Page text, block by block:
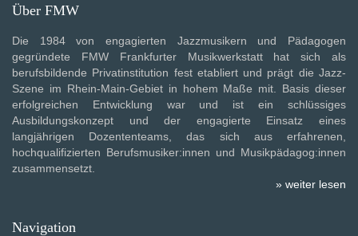
Über FMW
Die 1984 von engagierten Jazzmusikern und Pädagogen
gegründete FMW Frankfurter Musikwerkstatt hat sich als
berufsbildende Privatinstitution fest etabliert und prägt die Jazz-
Szene im Rhein-Main-Gebiet in hohem Maße mit. Basis dieser
erfolgreichen Entwicklung war und ist ein schlüssiges
Ausbildungskonzept und der engagierte Einsatz eines
langjährigen Dozententeams, das sich aus erfahrenen,
hochqualifizierten Berufsmusiker:innen und Musikpädagog:innen
zusammensetzt.
» weiter lesen
Navigation